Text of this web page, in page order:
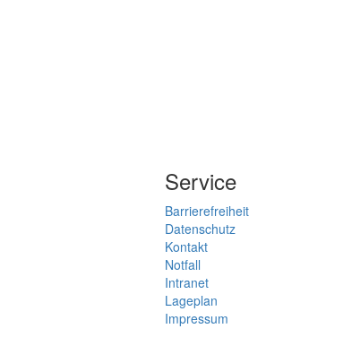
Service
Barrierefreiheit
Datenschutz
Kontakt
Notfall
Intranet
Lageplan
Impressum